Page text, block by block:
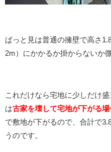
ぱっと見は普通の擁壁で高さ
2m）にかかるか掛からないか
これだけなら宅地に少しだけ
は古家を壊して宅地が下がる場
で敷地が下がるので、合計で
うのです。